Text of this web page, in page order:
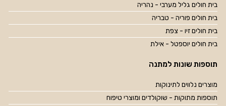
בית חולים גליל מערבי - נהריה
בית חולים פוריה - טבריה
בית חולים זיו - צפת
בית חולים יוספטל - אילת
תוספות שונות למתנה
מוצרים נלווים לתינוקות
תוספות מתוקות - שוקולדים ומוצרי טיפוח